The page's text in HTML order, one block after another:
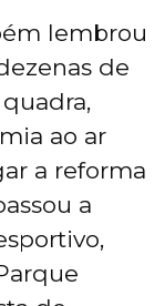
lembrou
de
ao ar
a reforma
a